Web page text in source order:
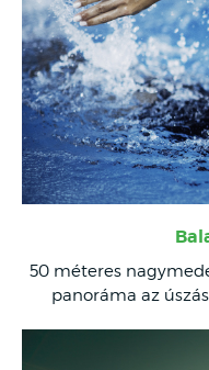
50 méteres
panoráma az